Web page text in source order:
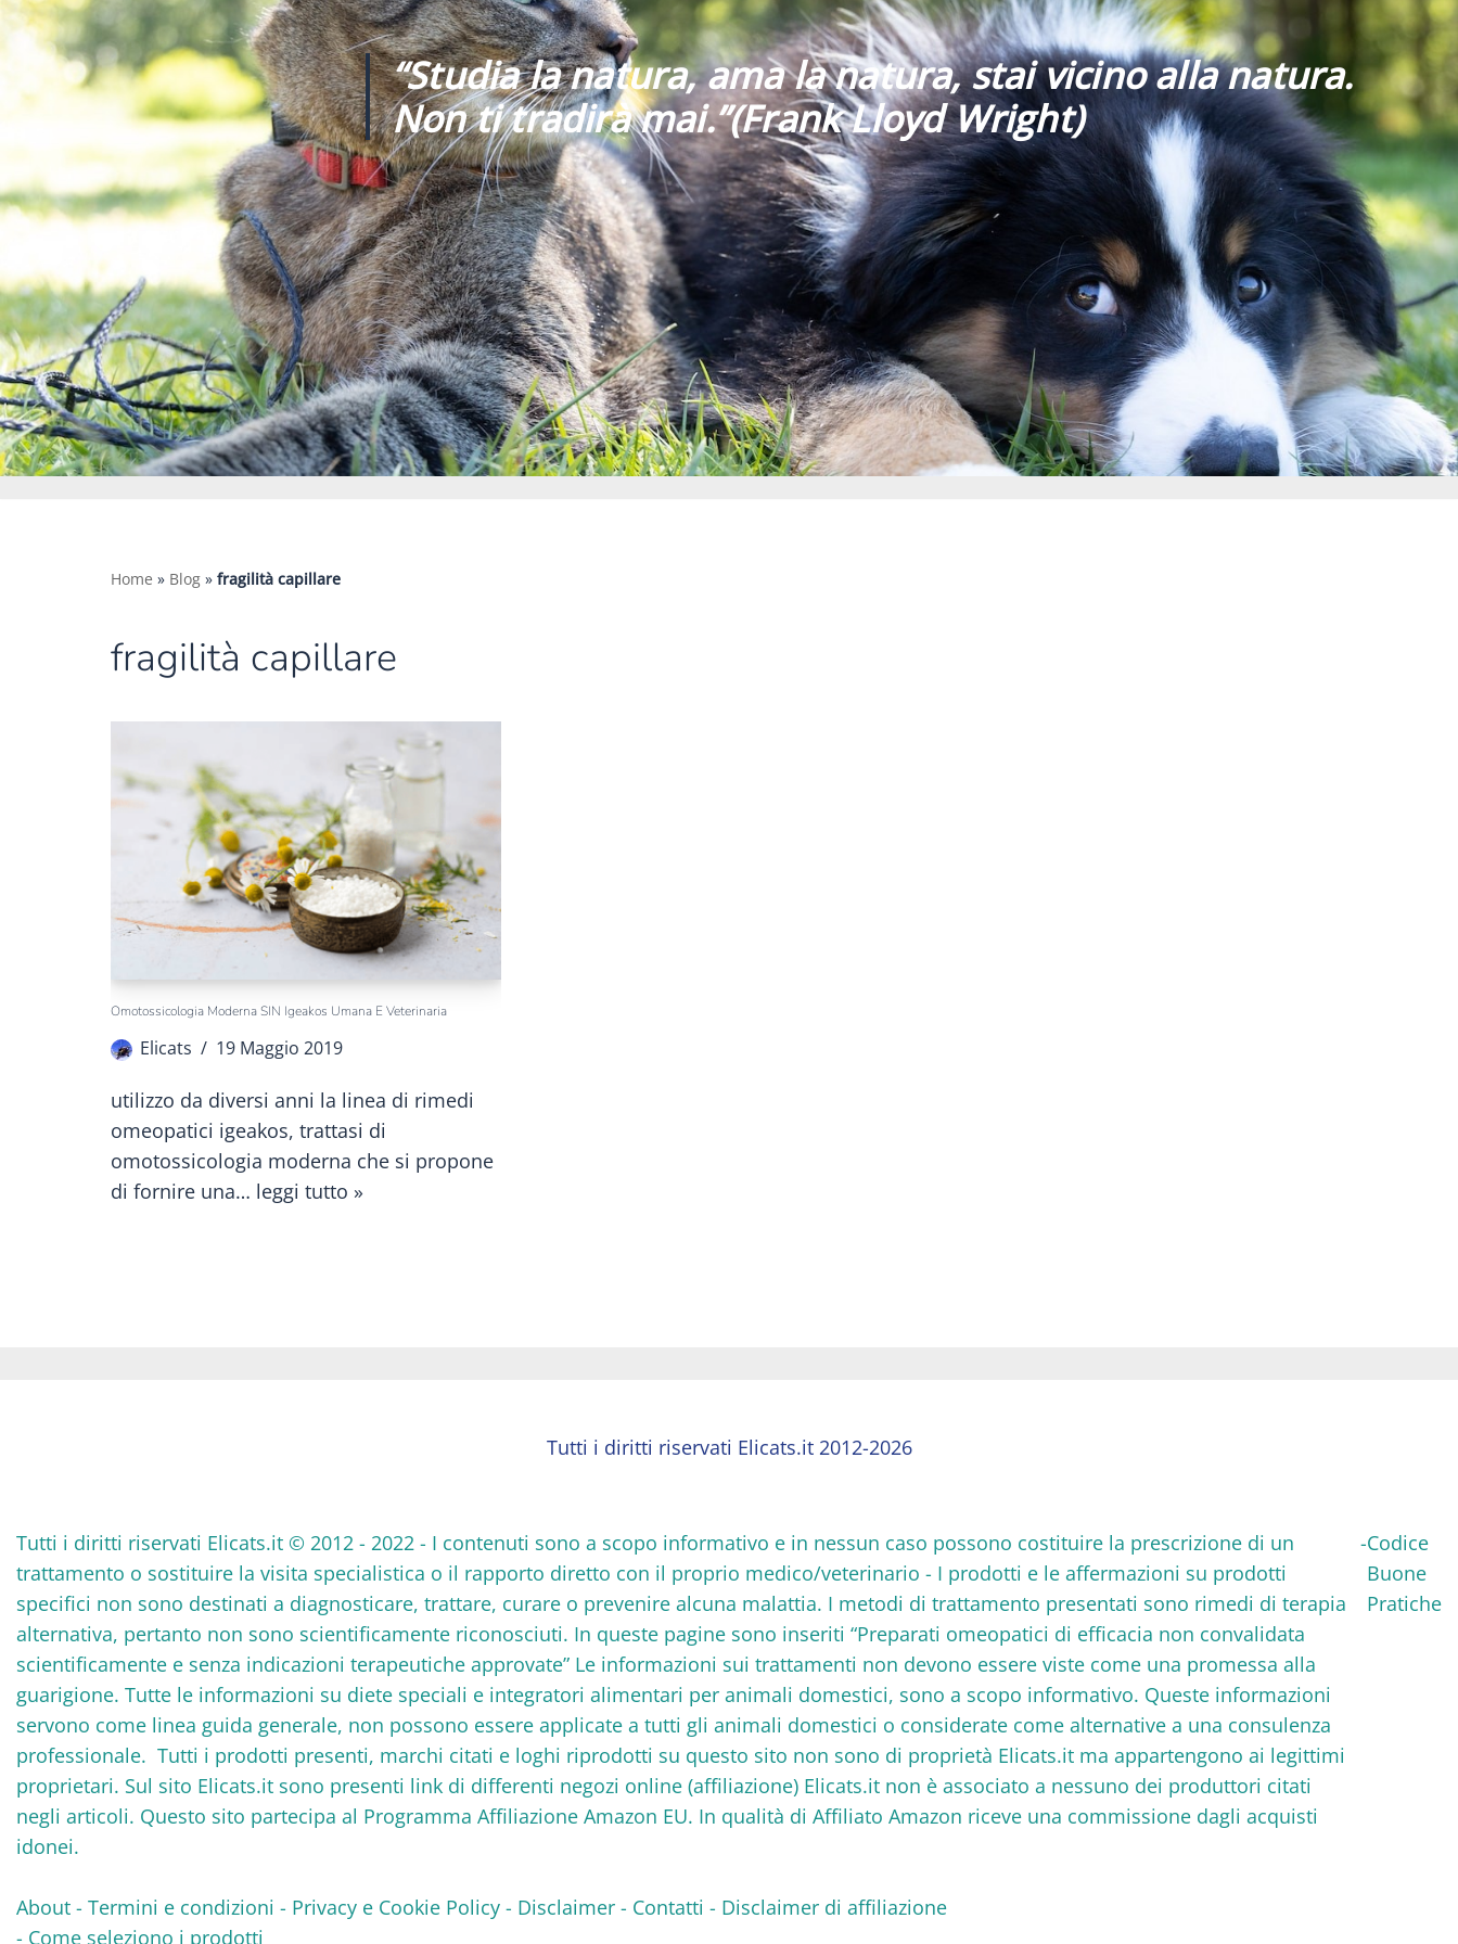
“Studia la natura, ama la natura, stai vicino alla natura.
Non ti tradirà mai.”(Frank Lloyd Wright)
Home » Blog » fragilità capillare
fragilità capillare
Omotossicologia Moderna SIN Igeakos Umana E Veterinaria
Elicats 19 Maggio 2019
utilizzo da diversi anni la linea di rimedi
omeopatici igeakos, trattasi di
omotossicologia moderna che si propone
di fornire una… leggi tutto »
Tutti i diritti riservati Elicats.it 2012-2026
Tutti i diritti riservati Elicats.it © 2012 - 2022 - I contenuti sono a scopo informativo e in nessun caso possono costituire la prescrizione di un
trattamento o sostituire la visita specialistica o il rapporto diretto con il proprio medico/veterinario - I prodotti e le affermazioni su prodotti
specifici non sono destinati a diagnosticare, trattare, curare o prevenire alcuna malattia. I metodi di trattamento presentati sono rimedi di terapia
alternativa, pertanto non sono scientificamente riconosciuti. In queste pagine sono inseriti “Preparati omeopatici di efficacia non convalidata
scientificamente e senza indicazioni terapeutiche approvate” Le informazioni sui trattamenti non devono essere viste come una promessa alla
guarigione. Tutte le informazioni su diete speciali e integratori alimentari per animali domestici, sono a scopo informativo. Queste informazioni
servono come linea guida generale, non possono essere applicate a tutti gli animali domestici o considerate come alternative a una consulenza
professionale. Tutti i prodotti presenti, marchi citati e loghi riprodotti su questo sito non sono di proprietà Elicats.it ma appartengono ai legittimi
proprietari. Sul sito Elicats.it sono presenti link di differenti negozi online (affiliazione) Elicats.it non è associato a nessuno dei produttori citati
negli articoli. Questo sito partecipa al Programma Affiliazione Amazon EU. In qualità di Affiliato Amazon riceve una commissione dagli acquisti
idonei.
About - Termini e condizioni - Privacy e Cookie Policy - Disclaimer - Contatti - Disclaimer di affiliazione
- Come seleziono i prodotti
-Codice
Buone
Pratiche